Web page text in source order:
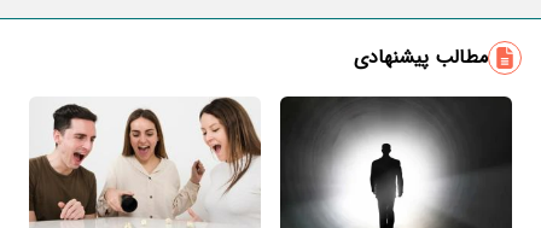
مطالب پیشنهادی